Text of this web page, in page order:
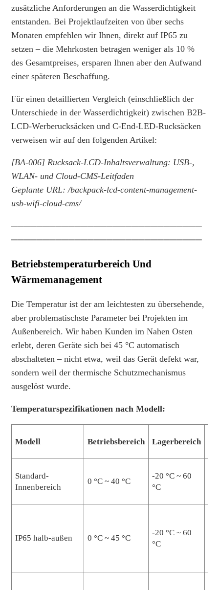
zusätzliche Anforderungen an die Wasserdichtigkeit
entstanden. Bei Projektlaufzeiten von über sechs
Monaten empfehlen wir Ihnen, direkt auf IP65 zu
setzen – die Mehrkosten betragen weniger als 10 %
des Gesamtpreises, ersparen Ihnen aber den Aufwand
einer späteren Beschaffung.
Für einen detaillierten Vergleich (einschließlich der
Unterschiede in der Wasserdichtigkeit) zwischen B2B-
LCD-Werberucksäcken und C-End-LED-Rucksäcken
verweisen wir auf den folgenden Artikel:
[BA-006] Rucksack-LCD-Inhaltsverwaltung: USB-,
WLAN- und Cloud-CMS-Leitfaden
Geplante URL: /backpack-lcd-content-management-
usb-wifi-cloud-cms/
──────────────────────────────
──────────────────────────────
Betriebstemperaturbereich Und
Wärmemanagement
Die Temperatur ist der am leichtesten zu übersehende,
aber problematischste Parameter bei Projekten im
Außenbereich. Wir haben Kunden im Nahen Osten
erlebt, deren Geräte sich bei 45 °C automatisch
abschalteten – nicht etwa, weil das Gerät defekt war,
sondern weil der thermische Schutzmechanismus
ausgelöst wurde.
Temperaturspezifikationen nach Modell:
Modell Betriebsbereich Lagerbereich
Standard-
Innenbereich
0 °C ~ 40 °C
-20 °C ~ 60
°C
IP65 halb-außen 0 °C ~ 45 °C
-20 °C ~ 60
°C